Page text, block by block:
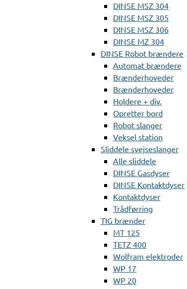
DINSE MSZ 304
DINSE MSZ 305
DINSE MSZ 306
DINSE MZ 304
DINSE Robot brændere
Automat brændere
Brænderhoveder
Brænderhoveder
Holdere + div.
Opretter bord
Robot slanger
Veksel station
Sliddele svejseslanger
Alle sliddele
DINSE Gasdyser
DINSE Kontaktdyser
Kontaktdyser
Trådførring
TIG brænder
MT 125
TETZ 400
Wolfram elektroder
WP 17
WP 20